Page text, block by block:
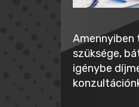
Amennyiben
szüksége,
igénybe